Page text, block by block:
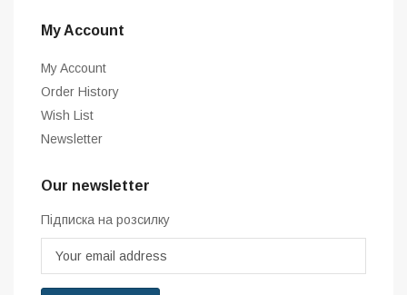
My Account
My Account
Order History
Wish List
Newsletter
Our newsletter
Підписка на розсилку